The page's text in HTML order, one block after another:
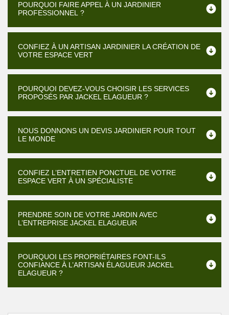
POURQUOI FAIRE APPEL À UN JARDINIER
PROFESSIONNEL ?
CONFIEZ À UN ARTISAN JARDINIER LA CRÉATION DE
VOTRE ESPACE VERT
POURQUOI DEVEZ-VOUS CHOISIR LES SERVICES
PROPOSÉS PAR JACKEL ELAGUEUR ?
NOUS DONNONS UN DEVIS JARDINIER POUR TOUT
LE MONDE
CONFIEZ L’ENTRETIEN PONCTUEL DE VOTRE
ESPACE VERT À UN SPÉCIALISTE
PRENDRE SOIN DE VOTRE JARDIN AVEC
L’ENTREPRISE JACKEL ELAGUEUR
POURQUOI LES PROPRIÉTAIRES FONT-ILS
CONFIANCE À L’ARTISAN ÉLAGUEUR JACKEL
ELAGUEUR ?